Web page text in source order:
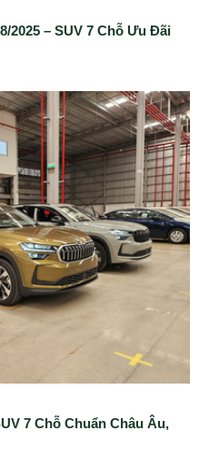
2025 – SUV 7 Chỗ Ưu Đãi
7 Chỗ Chuẩn Châu Âu,